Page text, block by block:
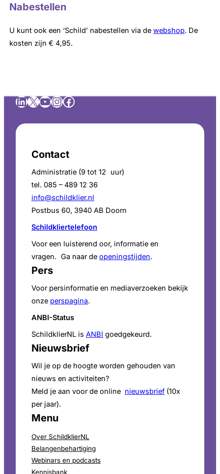
Nabestellen
U kunt ook een ‘Schild’ nabestellen via dewebshop. De
kosten zijn € 4,95.
LinkedIn
X YouTube
Instagram
Facebook
Contact
Administratie (9 tot 12 uur)
tel. 085 – 489 12 36
info@schildklier.nl
Postbus 60, 3940 AB Doorn
Schildkliertelefoon
Voor een luisterend oor, informatie en
vragen. Ga naar de openingstijden.
Pers
Voor persinformatie en mediaverzoeken bekijk
onze perspagina.
ANBI-Status
SchildklierNL is ANBI goedgekeurd.
Nieuwsbrief
Wil je op de hoogte worden gehouden van
nieuws en activiteiten?
Meld je aan voor de online nieuwsbrief (10x
per jaar).
Menu
Over SchildklierNL
Belangenbehartiging
Webinars en podcasts
Kennisbank